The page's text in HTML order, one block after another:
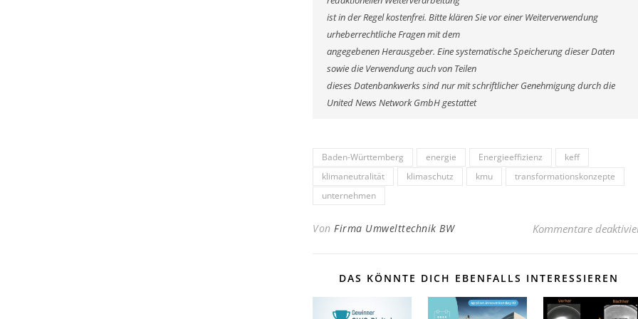
ist in der Regel kostenfrei. Bitte klären Sie vor einer Weiterverwendung
urheberrechtliche Fragen mit dem
angegebenen Herausgeber. Eine systematische Speicherung dieser Daten
sowie die Verwendung auch von Teilen
dieses Datenbankwerks sind nur mit schriftlicher Genehmigung durch die
United News Network GmbH gestattet
Baden-Württemberg energie Energieeffizienz
keff
klimaneutralität
klimaschutz kmu
transformationskonzepte
unternehmen
Von Firma Umwelttechnik BW Kommentare
DAS KÖNNTE DICH EBENFALLS INTERESSIEREN